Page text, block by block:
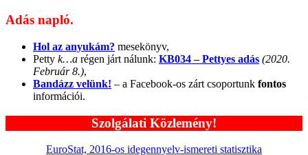
Adás napló.
Hol az anyukám? mesekönyv,
Petty k…a régen járt nálunk: KB034 – Pettyes adás (2020.
Február 8.),
Bandázz velünk! – a Facebook-os zárt csoportunk fontos
információi.
Szolgálati Közlemény!
EuroStat, 2016-os idegennyelv-ismereti statisztika